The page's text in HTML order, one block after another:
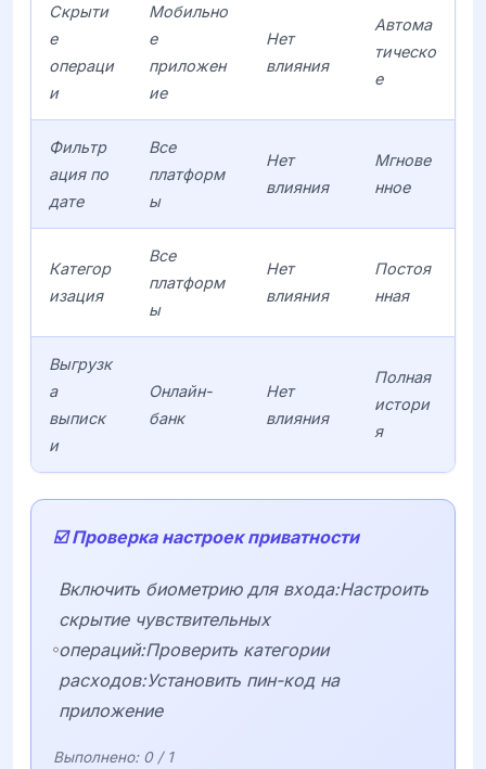
Скрыти
е
операци
и
Мобильно
е
приложен
ие
Нет
влияния
Автома
тическо
е
Фильтр
ация по
дате
Все
платформ
ы
Нет
влияния
Мгнове
нное
Категор
изация
Все
платформ
ы
Нет
влияния
Постоя
нная
Выгрузк
а
выписк
и
Онлайн-
банк
Нет
влияния
Полная
истори
я
☑️ Проверка настроек приватности
Включить биометрию для входа:Настроить
скрытие чувствительных
операций:Проверить категории
расходов:Установить пин-код на
приложение
Выполнено: 0/ 1